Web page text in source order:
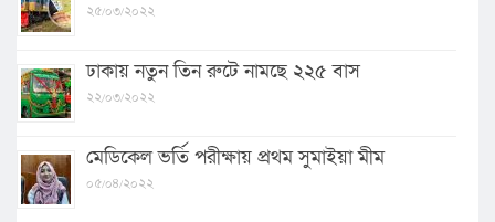
২৫/০৩/২০২২
ঢাকায় নতুন তিন রুটে নামছে ২২৫ বাস
২২/০৩/২০২২
মেডিকেল ভর্তি পরীক্ষায় প্রথম সুমাইয়া মীম
০৫/০৪/২০২২